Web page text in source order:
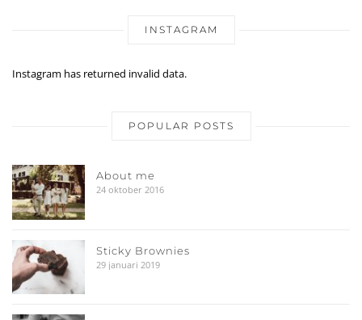
INSTAGRAM
Instagram has returned invalid data.
POPULAR POSTS
About me
24 oktober 2016
Sticky Brownies
29 januari 2019